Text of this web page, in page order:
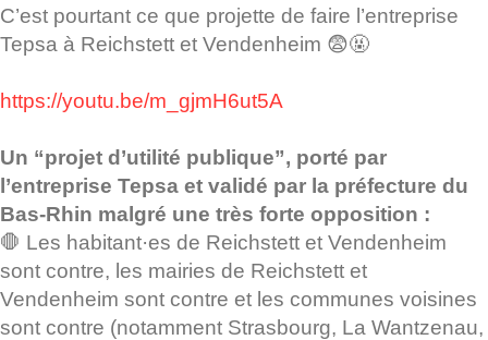
C’est pourtant ce que projette de faire l’entreprise
Tepsa à Reichstett et Vendenheim 😨🤬
https://youtu.be/m_gjmH6ut5A
Un “projet d’utilité publique”, porté par
l’entreprise Tepsa et validé par la préfecture du
Bas-Rhin malgré une très forte opposition :
🛑 Les habitant·es de Reichstett et Vendenheim
sont contre, les mairies de Reichstett et
Vendenheim sont contre et les communes voisines
sont contre (notamment Strasbourg, La Wantzenau,